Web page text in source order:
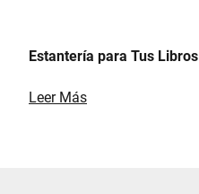
Estantería para Tus Libros
Leer Más